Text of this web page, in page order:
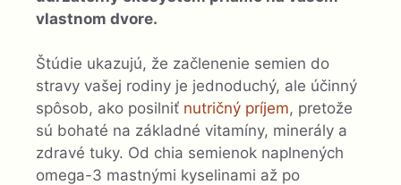
vlastnom dvore.
Štúdie ukazujú, že začlenenie semien do
stravy vašej rodiny je jednoduchý, ale účinný
spôsob, ako posilniť nutričný príjem, pretože
sú bohaté na základné vitamíny, minerály a
zdravé tuky. Od chia semienok naplnených
omega-3 mastnými kyselinami až po